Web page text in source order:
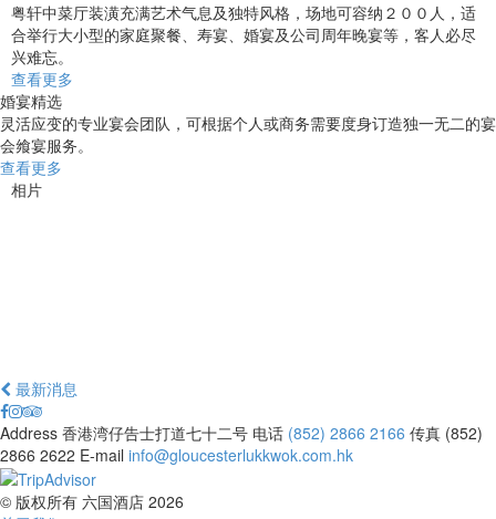
粤轩中菜厅装潢充满艺术气息及独特风格，场地可容纳２００人，适
合举行大小型的家庭聚餐、寿宴、婚宴及公司周年晚宴等，客人必尽
兴难忘。
查看更多
婚宴精选
灵活应变的专业宴会团队，可根据个人或商务需要度身订造独一无二的宴
会飨宴服务。
查看更多
相片
最新消息
Address 香港湾仔告士打道七十二号 电话 (852) 2866 2166 传真 (852)
2866 2622 E-mail info@gloucesterlukkwok.com.hk
© 版权所有 六国酒店 2026